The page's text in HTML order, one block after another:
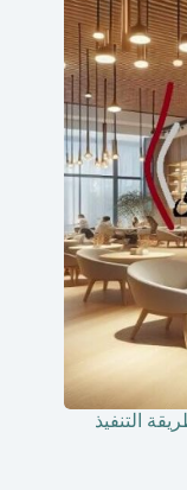
التنفيذ